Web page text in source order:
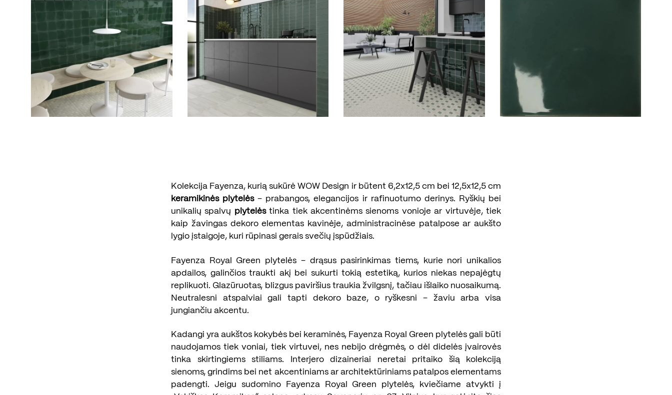
Kolekcija Fayenza, kurią sukūrė WOW Design ir būtent 6,2x12,5 cm bei 12,5x12,5 cm
keramikinės plytelės– prabangos, elegancijos ir rafinuotumo derinys. Ryškių bei
unikalių spalvų plytelėstinka tiek akcentinėms sienoms vonioje ar virtuvėje, tiek
kaip žavingas dekoro elementas kavinėje, administracinėse patalpose ar aukšto
lygio įstaigoje, kuri rūpinasi gerais svečių įspūdžiais.
Fayenza Royal Green plytelės – drąsus pasirinkimas tiems, kurie nori unikalios
apdailos, galinčios traukti akį bei sukurti tokią estetiką, kurios niekas nepajėgtų
replikuoti. Glazūruotas, blizgus paviršius traukia žvilgsnį, tačiau išlaiko nuosaikumą.
Neutralesni atspalviai gali tapti dekoro baze, o ryškesni – žaviu arba visa
jungiančiu akcentu.
Kadangi yra aukštos kokybės bei keraminės, Fayenza Royal Green plytelės gali būti
naudojamos tiek voniai, tiek virtuvei, nes nebijo drėgmės, o dėl didelės įvairovės
tinka skirtingiems stiliams. Interjero dizaineriai neretai pritaiko šią kolekciją
sienoms, grindims bei net akcentiniams ar architektūriniams patalpos elementams
padengti. Jeigu sudomino Fayenza Royal Green plytelės, kviečiame atvykti į